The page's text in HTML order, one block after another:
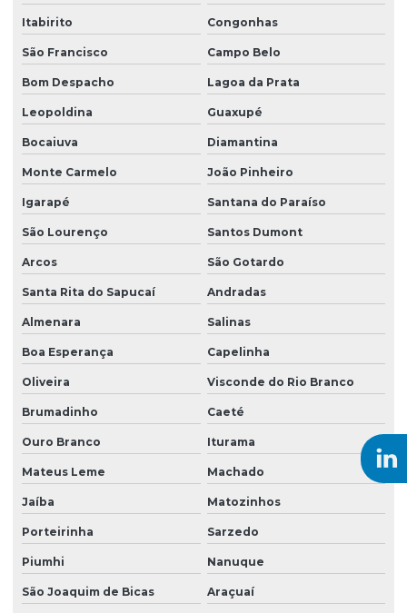
Remediação de solo
Serviço de batimetria
Serviço de sondagem
Serviço de sondagem mista
Serviço de sondagem a percussão
Serviço de sondagem de solos
Serviço de sondagem a trado
Serviço de topografia
Sondagem ambiental
Sondagem do tipo rotativa
Sondagem elétrica vertical
Sondagem eletrorresistividade
Sondagem empresas
Sondagem geoelétrica
Sondagem geofísica
Sondagem geológica
Sondagem geotécnica SPT
Sondagem mista
Itabirito Congonhas
São Francisco Campo Belo
Bom Despacho Lagoa da Prata
Leopoldina Guaxupé
Bocaiuva Diamantina
Monte Carmelo João Pinheiro
Igarapé Santana do Paraíso
São Lourenço Santos Dumont
Arcos São Gotardo
Santa Rita do Sapucaí Andradas
Almenara Salinas
Boa Esperança Capelinha
Oliveira Visconde do Rio Branco
Brumadinho Caeté
Ouro Branco Iturama
Mateus Leme Machado
Jaíba Matozinhos
Porteirinha Sarzedo
Piumhi Nanuque
São Joaquim de Bicas Araçuaí